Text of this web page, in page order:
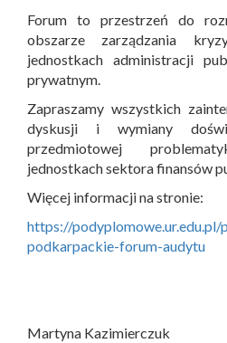
Forum to przestrzeń do
obszarze zarządzania
jednostkach administracji
prywatnym.
Zapraszamy wszystkich
dyskusji i wymiany
przedmiotowej
jednostkach sektora finansów
Więcej informacji na stronie:
https://
podkarpackie-forum-audytu
Martyna Kazimierczuk